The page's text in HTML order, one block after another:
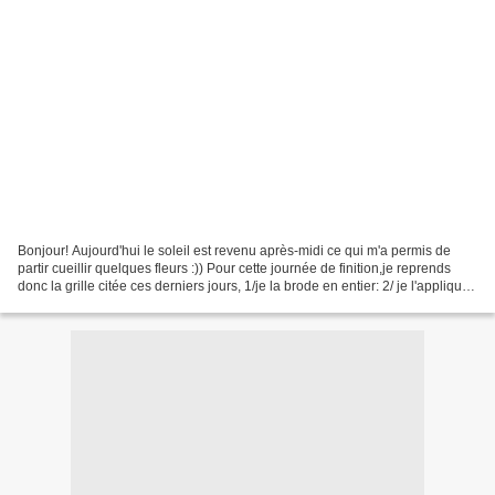
Bonjour! Aujourd'hui le soleil est revenu après-midi ce qui m'a permis de
partir cueillir quelques fleurs :)) Pour cette journée de finition,je reprends
donc la grille citée ces derniers jours, 1/je la brode en entier: 2/ je l'applique